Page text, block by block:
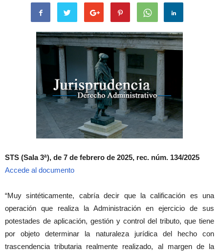
STS (Sala 3ª), de 7 de febrero de 2025, rec. núm. 134/2025
Accede al documento
“Muy sintéticamente, cabría decir que la calificación es una
operación que realiza la Administración en ejercicio de sus
potestades de aplicación, gestión y control del tributo, que tiene
por objeto determinar la naturaleza jurídica del hecho con
trascendencia tributaria realmente realizado, al margen de la